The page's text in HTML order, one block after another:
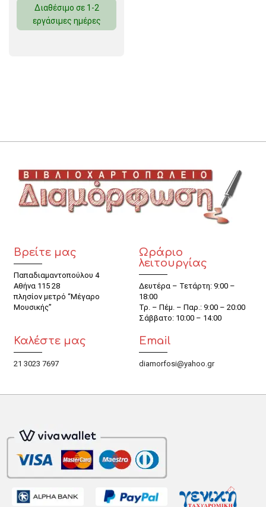
Διαθέσιμο σε 1-2
εργάσιμες ημέρες
Βρείτε μας
Παπαδιαμαντοπούλου 4
Αθήνα 115 28
πλησίον μετρό “Μέγαρο
Μουσικής”
Ωράριο
λειτουργίας
Δευτέρα – Τετάρτη: 9:00 –
18:00
Τρ. – Πέμ. – Παρ.: 9:00 – 20:00
Σάββατο: 10:00 – 14:00
Καλέστε μας
21 3023 7697
Email
diamorfosi@yahoo.gr